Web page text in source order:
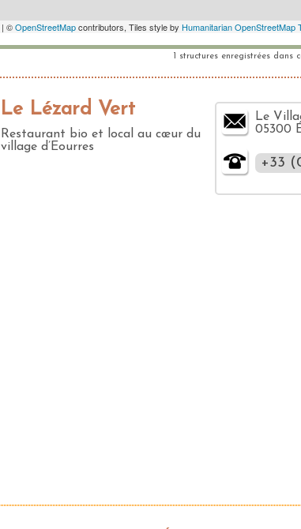
1 structures enregistrées
Le Lézard Vert
Restaurant bio et local au cœur du
village d’Eourres
Le
05300
+33